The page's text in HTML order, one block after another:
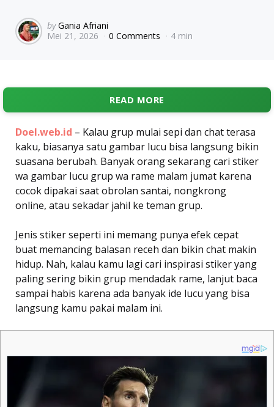
Posted
by
by Gania Afriani
Mei 21, 2026
0 Comments 4 min
READ MORE
Doel.web.id – Kalau grup mulai sepi dan chat terasa
kaku, biasanya satu gambar lucu bisa langsung bikin
suasana berubah. Banyak orang sekarang cari stiker
wa gambar lucu grup wa rame malam jumat karena
cocok dipakai saat obrolan santai, nongkrong
online, atau sekadar jahil ke teman grup.
Jenis stiker seperti ini memang punya efek cepat
buat memancing balasan receh dan bikin chat makin
hidup. Nah, kalau kamu lagi cari inspirasi stiker yang
paling sering bikin grup mendadak rame, lanjut baca
sampai habis karena ada banyak ide lucu yang bisa
langsung kamu pakai malam ini.